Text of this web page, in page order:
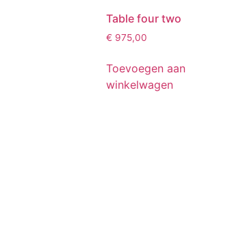
Table four two
€ 975,00
Toevoegen aan
winkelwagen